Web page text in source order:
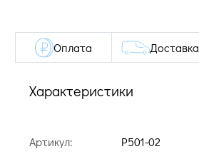
Характеристики
Артикул:
P501-02
Оплата Доставка